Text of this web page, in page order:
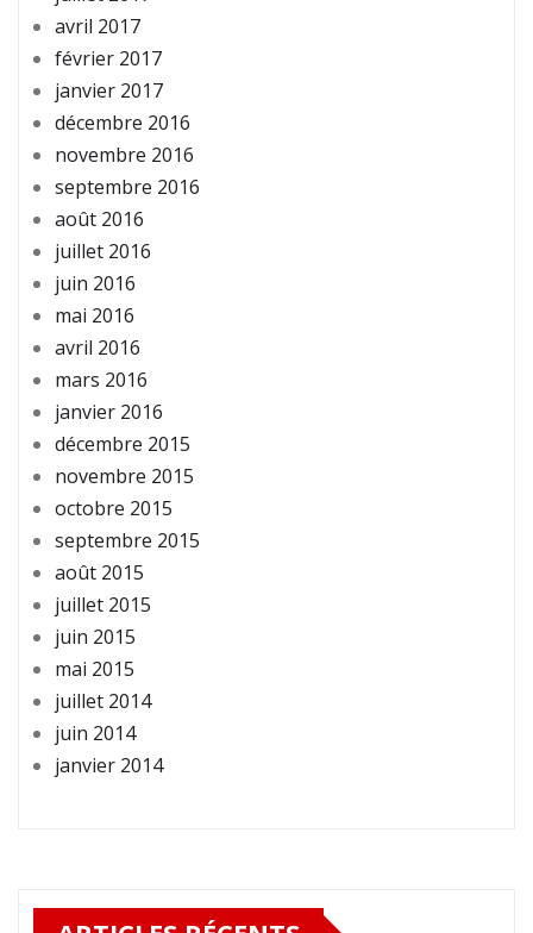
avril 2017
février 2017
janvier 2017
décembre 2016
novembre 2016
septembre 2016
août 2016
juillet 2016
juin 2016
mai 2016
avril 2016
mars 2016
janvier 2016
décembre 2015
novembre 2015
octobre 2015
septembre 2015
août 2015
juillet 2015
juin 2015
mai 2015
juillet 2014
juin 2014
janvier 2014